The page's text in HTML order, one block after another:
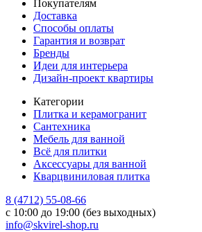
Покупателям
Доставка
Способы оплаты
Гарантия и возврат
Бренды
Идеи для интерьера
Дизайн-проект квартиры
Категории
Плитка и керамогранит
Сантехника
Мебель для ванной
Всё для плитки
Аксессуары для ванной
Кварцвиниловая плитка
8 (4712) 55-08-66
с 10:00 до 19:00 (без выходных)
info@skvirel-shop.ru